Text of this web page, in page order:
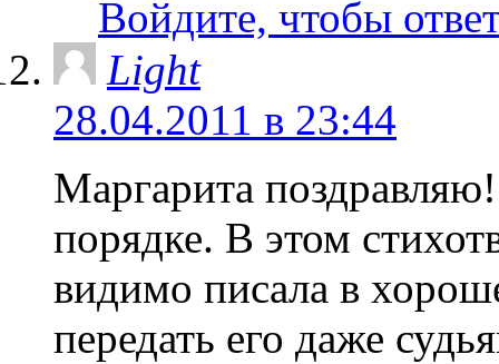
Войдите, чтобы
Light
28.04.2011 в 23:44
Маргарита
порядке. В этом
видимо писала в
передать его даже